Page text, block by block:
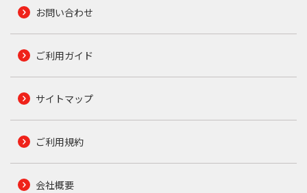
お問い合わせ
ご利用ガイド
サイトマップ
ご利用規約
会社概要